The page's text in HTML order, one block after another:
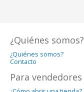
¿Quiénes somos?
¿Quiénes somos?
Contacto
Para vendedores